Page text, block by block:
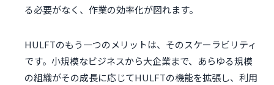
る必要がなく、作業の効率化が図れます。
HULFTのもう一つのメリットは、そのスケーラビリティ
です。小規模なビジネスから大企業まで、あらゆる規模
の組織がその成長に応じてHULFTの機能を拡張し、利用